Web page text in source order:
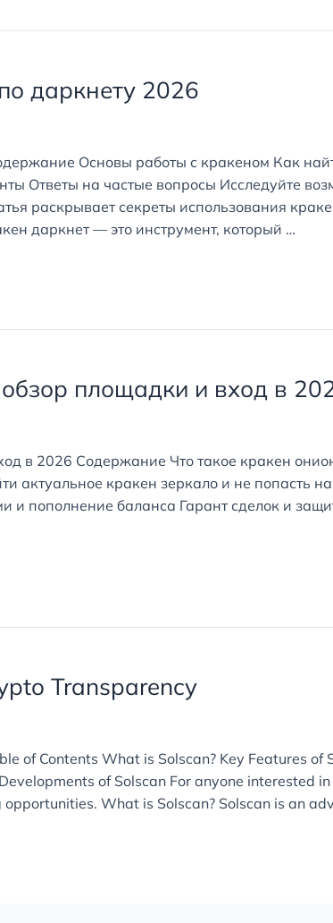
даркнету 2026
Основы работы с кракеном Как
Ответы на частые вопросы Исследуйте
раскрывает секреты использования
даркнет — это инструмент, который …
площадки и вход в
в 2026 Содержание Что такое кракен
актуальное кракен зеркало и не попасть
и пополнение баланса Гарант сделок и
Transparency
of Contents What is Solscan? Key Features of
of Solscan For anyone interested
What is Solscan? Solscan is an